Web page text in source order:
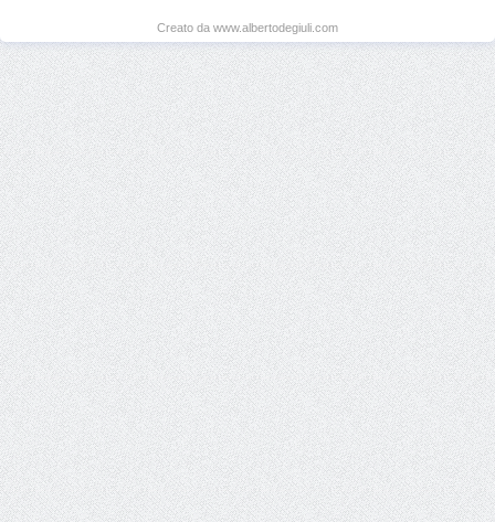
Creato da www.albertodegiuli.com